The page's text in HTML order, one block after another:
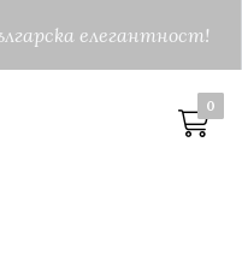
елегантност!
0
0